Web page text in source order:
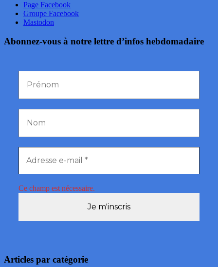
Page Facebook
Groupe Facebook
Mastodon
Abonnez-vous à notre lettre d’infos hebdomadaire
Ce champ est nécessaire.
Articles par catégorie